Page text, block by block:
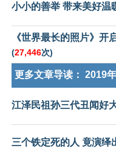
小小的善举 带来美好温
《世界最长的照片》开
(27,446次)
更多文章导读： 2019
江泽民祖孙三代丑闻好
三个铁定死的人 竟演绎